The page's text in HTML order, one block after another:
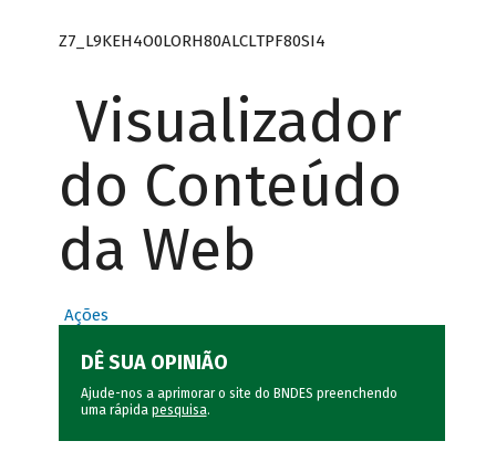
Z7_L9KEH4O0LORH80ALCLTPF80SI4
Visualizador
do Conteúdo
da Web
Ações
DÊ SUA OPINIÃO
Ajude-nos a aprimorar o site do BNDES preenchendo
uma rápida pesquisa.